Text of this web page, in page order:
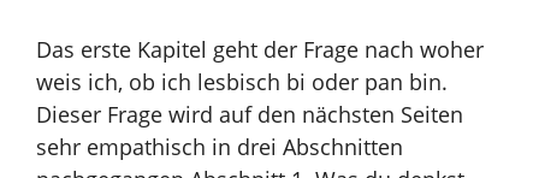
Das erste Kapitel geht der Frage nach woher
weis ich, ob ich lesbisch bi oder pan bin.
Dieser Frage wird auf den nächsten Seiten
sehr empathisch in drei Abschnitten